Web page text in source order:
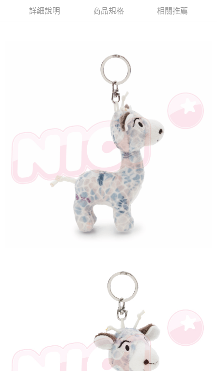
１．簡單：不需註冊會員、不需綁卡、不需儲值。
２．便利：只要手機號碼，簡訊認證，即可結帳。
結帳頁面，進行簡訊認證並確認金額後，即可完成結帳。
２．訂單成立數日內，您將收到繳費通知簡訊。
３．收到繳費通知簡訊後14天內，點擊此簡訊中的連結，可透過四大超商／
ATM／網路銀行／等多元方式進行付款，方視為交易完成。
※ 請注意：結帳手續完成當下不需立刻繳費，但若您需要取消訂單，請聯絡
購買商品的店家。未經商家同意取消之訂單仍視為有效，需透過AFTEE先享
※ 交易是否成功請以「AFTEE先享後付 」之結帳頁面顯示為準，若有關於
是否繳費成功／繳費後需取消欲退款等相關疑問，請聯繫「AFTEE先享後付
客戶支援中心」
https://netprotections.freshdesk.com/support/home
１．透過由恩沛科技股份有限公司提供之「AFTEE先享後付」服務完成之交
易，需依本服務之必要範圍內提供個人資料，並將交易相關給付款項請求債
權轉讓予恩沛科技股份有限公司。
２．關於個人資料處理事宜，請瀏覽以下網址：
https://aftee.tw/terms/#terms3
３．未成年的使用者請事先徵得法定代理人或監護人之同意方可使用
「AFTEE先享後付」，若未經同意申辦者引起之損失，本公司不負相關責
４．使用「AFTEE先享後付」時，將依據個別帳號之用戶狀況，依本公司即
運送方式
每筆NT$100，滿NT$490(含以上)免運費
每筆NT$100，滿NT$990(含以上)免運費
查看運費
詳細說明 商品規格 相關推薦